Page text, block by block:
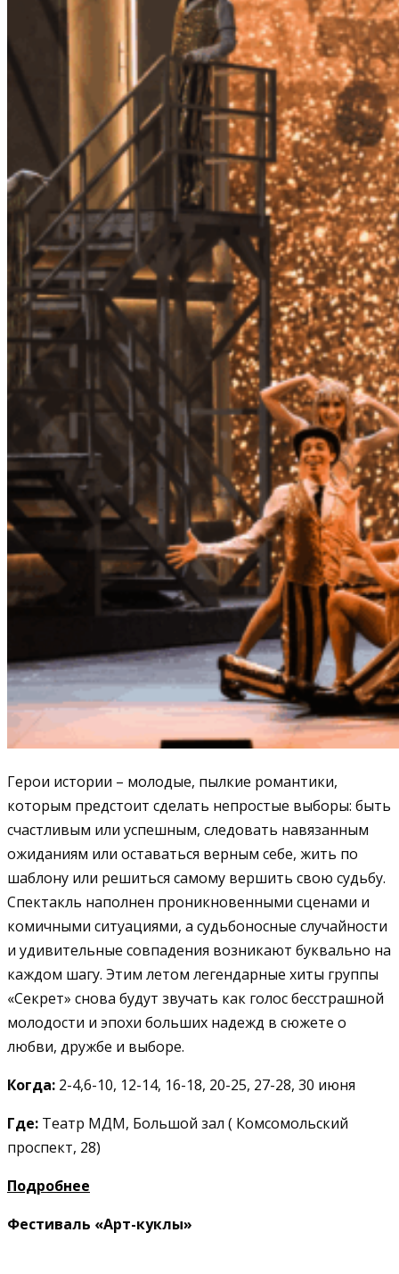
Герои истории – молодые, пылкие романтики,
которым предстоит сделать непростые выборы: быть
счастливым или успешным, следовать навязанным
ожиданиям или оставаться верным себе, жить по
шаблону или решиться самому вершить свою судьбу.
Спектакль наполнен проникновенными сценами и
комичными ситуациями, а судьбоносные случайности
и удивительные совпадения возникают буквально на
каждом шагу. Этим летом легендарные хиты группы
«Секрет» снова будут звучать как голос бесстрашной
молодости и эпохи больших надежд в сюжете о
любви, дружбе и выборе.
Когда: 2-4,6-10, 12-14, 16-18, 20-25, 27-28, 30 июня
Где: Театр МДМ, Большой зал ( Комсомольский
проспект, 28)
Подробнее
Фестиваль «Арт-куклы»